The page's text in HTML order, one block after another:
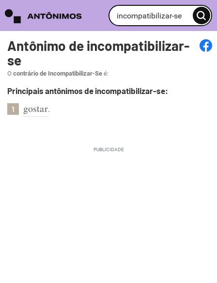
Antônimo de incompatibilizar-
se
O contrário de Incompatibilizar-Se é:
Principais antônimos de incompatibilizar-se:
1 gostar.